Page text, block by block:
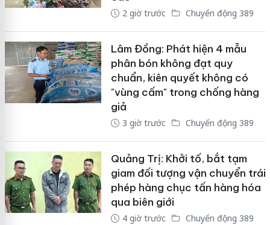
2 giờ trước Chuyển động 389
Lâm Đồng: Phát hiện 4 mẫu
phân bón không đạt quy
chuẩn, kiên quyết không có
"vùng cấm" trong chống hàng
giả
3 giờ trước Chuyển động 389
Quảng Trị: Khởi tố, bắt tạm
giam đối tượng vận chuyển trái
phép hàng chục tấn hàng hóa
qua biên giới
4 giờ trước Chuyển động 389